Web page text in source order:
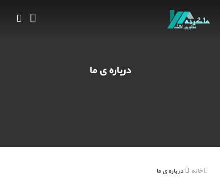
درباره ی ما
خانه درباره ی ما